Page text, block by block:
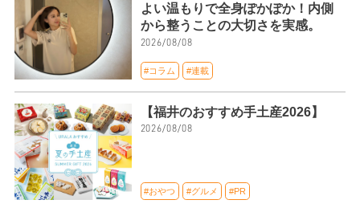
よい温もりで全身ぽかぽか！内側
から整うことの大切さを実感。
2026/08/08
#コラム #連載
【福井のおすすめ手土産2026】
2026/08/08
#おやつ #グルメ #PR